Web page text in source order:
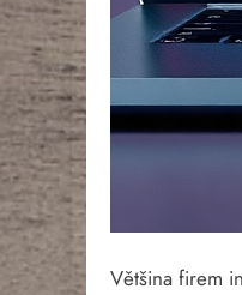
Většina firem